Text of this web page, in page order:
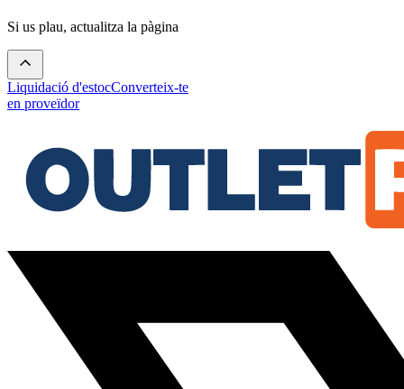
Si us plau, actualitza la pàgina
Liquidació d'estocConverteix-te
en proveïdor